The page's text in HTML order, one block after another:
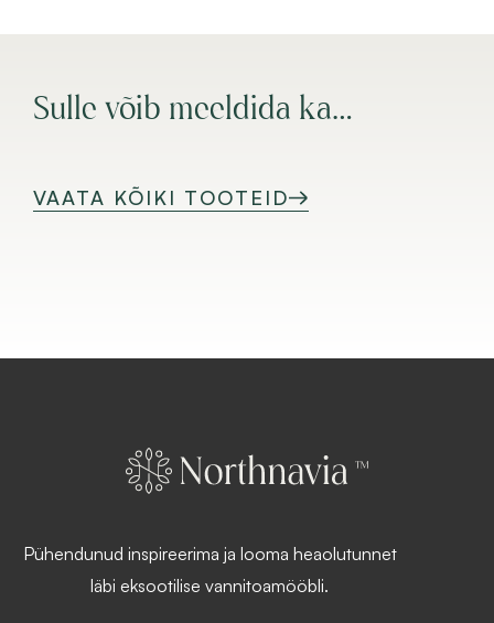
Sulle võib meeldida ka…
VAATA KÕIKI TOOTEID
Pühendunud inspireerima ja looma heaolutunnet
läbi eksootilise vannitoamööbli.